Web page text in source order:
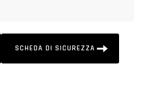
SCHEDA DI SICUREZZA